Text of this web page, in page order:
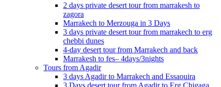
2 days private desert tour from marrakesh to
zagora
Marrakech to Merzouga in 3 Days
3 days private desert tour from marrakech to erg
chebbi dunes
4-day desert tour from Marrakech and back
Marrakesh to fes– 4days/3nights
Tours from Agadir
3 days Agadir to Marrakech and Essaouira
3 Days desert tour from Agadir to Erg Chigaga